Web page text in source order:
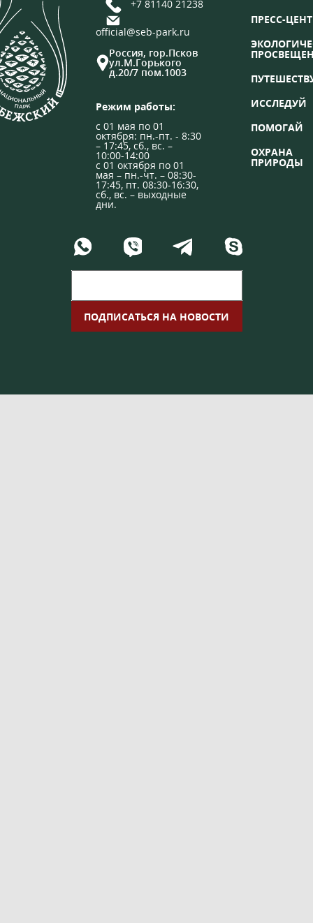
+7 81140 21238
official@seb-park.ru
Россия, гор.Псков
ул.М.Горького
д.20/7 пом.1003
Режим работы:
с 01 мая по 01
октября: пн.-пт. - 8:30
– 17:45, сб., вс. –
10:00-14:00
с 01 октября по 01
мая – пн.-чт. – 08:30-
17:45, пт. 08:30-16:30,
сб., вс. – выходные
дни.
ПРЕСС-
ИССЛЕДУЙ
ПОМОГАЙ
ОХРАНА
ПРИРОДЫ